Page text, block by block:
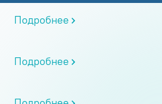
Подробнее
Подробнее